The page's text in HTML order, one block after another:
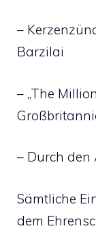
–
Barzilai
– „The
– Durch
Sämtliche
dem